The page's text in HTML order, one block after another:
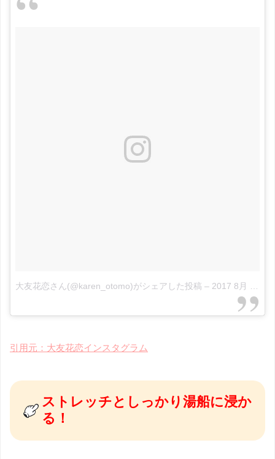
大友花恋さん(@karen_otomo)がシェアした投稿 – 2017 8月 2 2:07午前 PDT
引用元：大友花恋インスタグラム
ストレッチとしっかり湯船に浸か
る！